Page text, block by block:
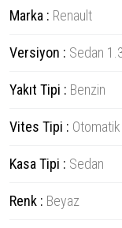
Marka : Renault
Versiyon : Sedan
Yakıt Tipi : Benzin
Vites Tipi : Otomatik
Kasa Tipi : Sedan
Renk : Beyaz